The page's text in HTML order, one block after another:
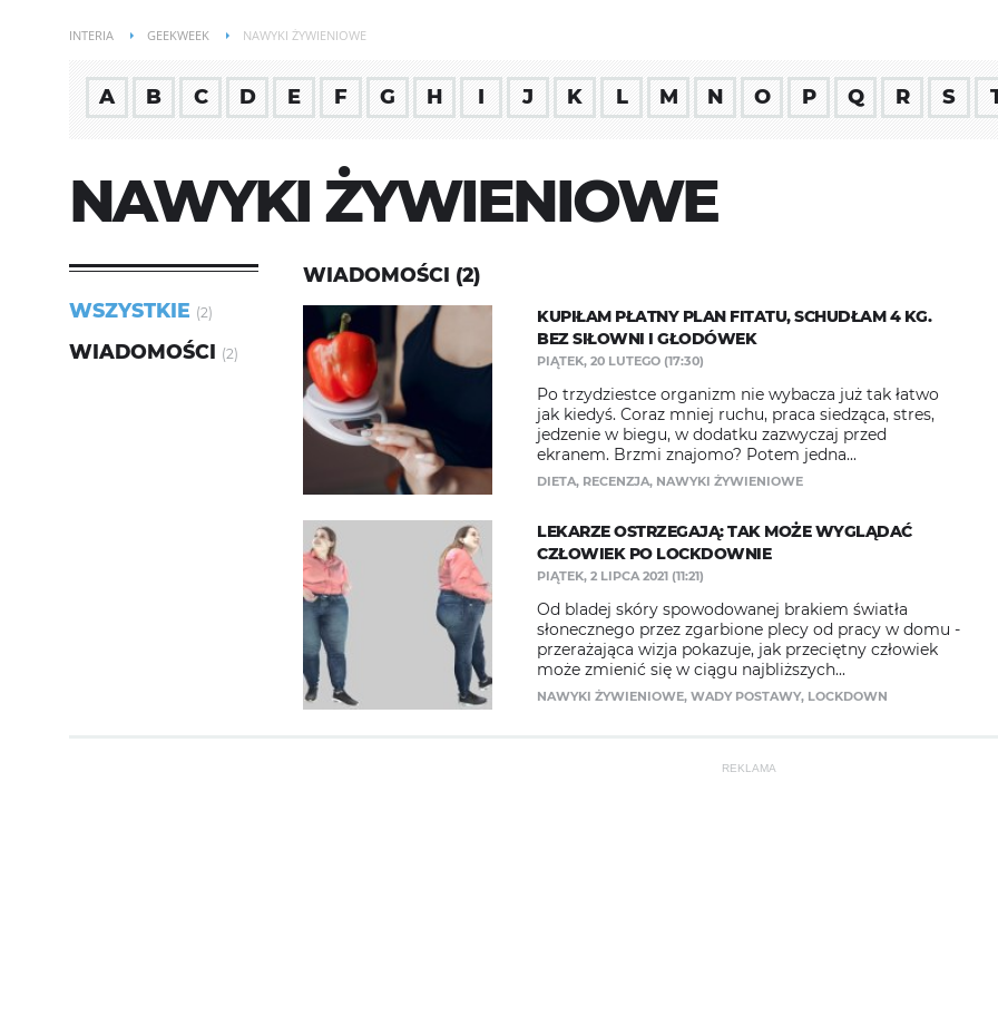
INTERIA GEEKWEEK NAWYKI ŻYWIENIOWE
A B C D E F G H I J K L M N O P Q R S
NAWYKI ŻYWIENIOWE
WSZYSTKIE (2)
WIADOMOŚCI (2)
WIADOMOŚCI (2)
KUPIŁAM PŁATNY PLAN FITATU, SCHUDŁAM 4 KG.
BEZ SIŁOWNI I GŁODÓWEK
PIĄTEK, 20 LUTEGO (17:30)
Po trzydziestce organizm nie wybacza już tak łatwo
jak kiedyś. Coraz mniej ruchu, praca siedząca, stres,
jedzenie w biegu, w dodatku zazwyczaj przed
ekranem. Brzmi znajomo? Potem jedna...
DIETA, RECENZJA, NAWYKI ŻYWIENIOWE
LEKARZE OSTRZEGAJĄ: TAK MOŻE WYGLĄDAĆ
CZŁOWIEK PO LOCKDOWNIE
PIĄTEK, 2 LIPCA 2021 (11:21)
Od bladej skóry spowodowanej brakiem światła
słonecznego przez zgarbione plecy od pracy w domu -
przerażająca wizja pokazuje, jak przeciętny człowiek
może zmienić się w ciągu najbliższych...
NAWYKI ŻYWIENIOWE, WADY POSTAWY, LOCKDOWN
REKLAMA